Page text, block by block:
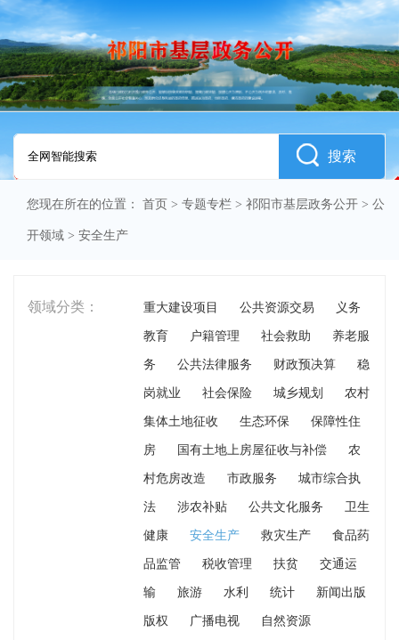
搜索
您现在所在的位置： 首页 > 专题专栏 > 祁阳市基层政务公开 > 公
开领域 > 安全生产
领域分类： 重大建设项目 公共资源交易 义务
教育 户籍管理 社会救助 养老服
务 公共法律服务 财政预决算 稳
岗就业 社会保险 城乡规划 农村
集体土地征收 生态环保 保障性住
房 国有土地上房屋征收与补偿 农
村危房改造 市政服务 城市综合执
法 涉农补贴 公共文化服务 卫生
健康 安全生产 救灾生产 食品药
品监管 税收管理 扶贫 交通运
输 旅游 水利 统计 新闻出版
版权 广播电视 自然资源